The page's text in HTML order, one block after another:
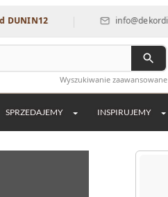
| info@dekordia.pl
Wyszukiwanie zaawansowane
SPRZEDAJEMY INSPIRUJEMY